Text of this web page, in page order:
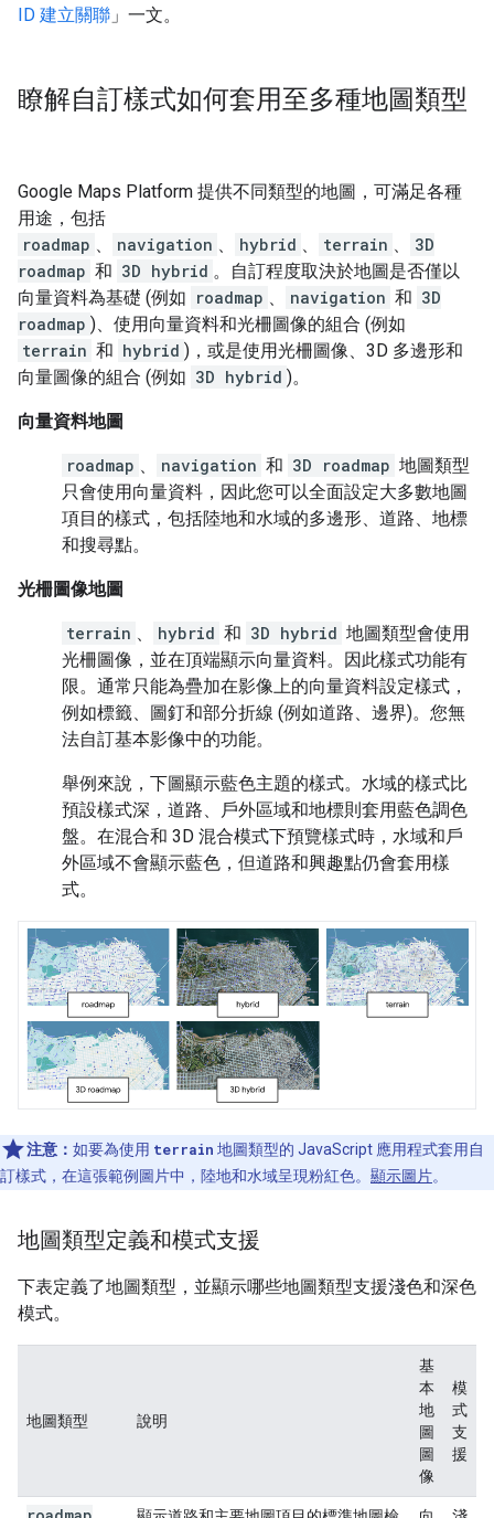
ID 建立關聯 」一文。
瞭解自訂樣式如何套用至多種地圖類型
Google Maps Platform 提供不同類型的地圖，可滿足各種
用途，包括
roadmap
navigation hybrid terrain
3D
roadmap 和 3D hybrid 。自訂程度取決於地圖是否僅以
向量資料為基礎 (例如 roadmap navigation 和 3D
roadmap )、使用向量資料和光柵圖像的組合 (例如
terrain 和 hybrid )，或是使用光柵圖像、3D 多邊形和
向量圖像的組合 (例如 3D hybrid )。
向量資料地圖
roadmap navigation 和 3D roadmap 地圖類型
只會使用向量資料，因此您可以全面設定大多數地圖
項目的樣式，包括陸地和水域的多邊形、道路、地標
和搜尋點。
光柵圖像地圖
terrain hybrid 和 3D hybrid 地圖類型會使用
光柵圖像，並在頂端顯示向量資料。因此樣式功能有
限。通常只能為疊加在影像上的向量資料設定樣式，
例如標籤、圖釘和部分折線 (例如道路、邊界)。您無
法自訂基本影像中的功能。
舉例來說，下圖顯示藍色主題的樣式。水域的樣式比
預設樣式深，道路、戶外區域和地標則套用藍色調色
盤。在混合和 3D 混合模式下預覽樣式時，水域和戶
外區域不會顯示藍色，但道路和興趣點仍會套用樣
式。
注意： 如要為使用 terrain 地圖類型的 JavaScript 應用程式套用自
訂樣式，在這張範例圖片中，陸地和水域呈現粉紅色。 顯示圖片。
地圖類型定義和模式支援
下表定義了地圖類型，並顯示哪些地圖類型支援淺色和深色
模式。
地圖類型 說明
基
本
地
圖
圖
像
模
式
支
援